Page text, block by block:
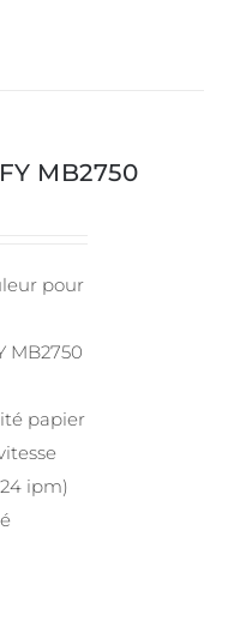
MB2750
pour
MB2750
papier
ipm)